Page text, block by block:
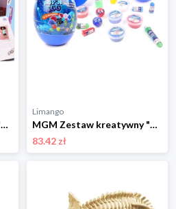
MGM Zestaw kreatywny "Scrapbook" - 5+ rozmiar: onesize
Limango
MGM Zestaw kreatywny "Slime" - 3+ rozmiar: onesize
83.42 zł